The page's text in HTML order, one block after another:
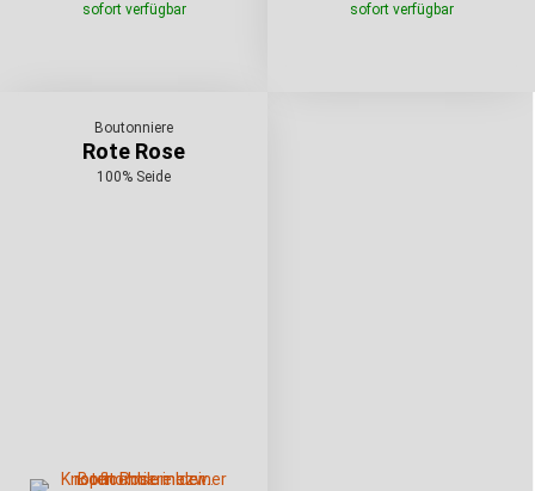
sofort verfügbar sofort verfügbar
Boutonniere
Rote Rose
100% Seide